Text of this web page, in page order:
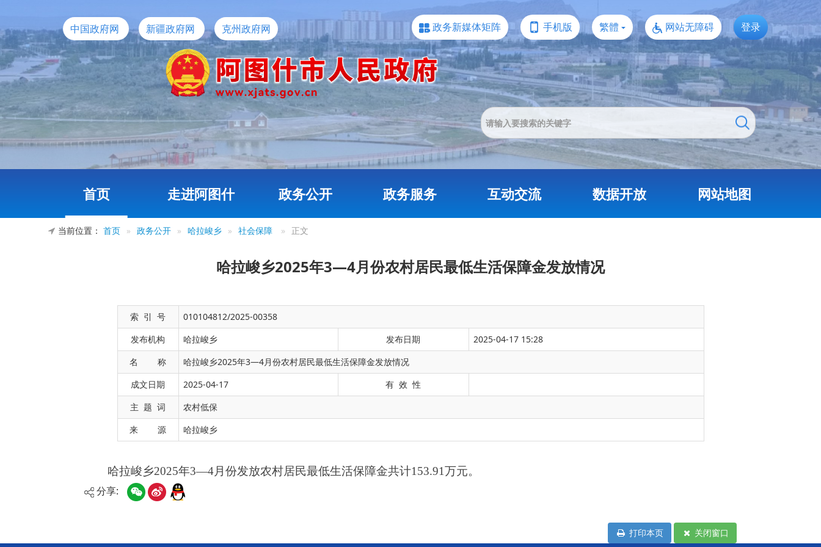
中国政府网 新疆政府网 克州政府网 政务新媒体矩阵 手机版 繁體 网站无障碍 登录
首页 走进阿图什 政务公开 政务服务 互动交流 数据开放 网站地图
当前位置： 首页 » 政务公开 » 哈拉峻乡 » 社会保障 » 正文
哈拉峻乡2025年3—4月份农村居民最低生活保障金发放情况
索 引 号
010104812/2025-00358
发布机构
哈拉峻乡 发布日期
2025-04-17 15:28
名 称
哈拉峻乡2025年3—4月份农村居民最低生活保障金发放情况
成文日期
2025-04-17
有 效 性
主 题 词
农村低保
来 源
哈拉峻乡
哈拉峻乡2025年3—4月份发放农村居民最低生活保障金共计153.91万元。
分享:
打印本页 关闭窗口